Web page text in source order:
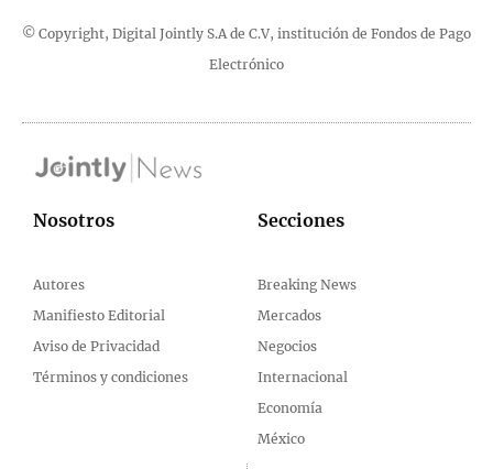
© Copyright, Digital Jointly S.A de C.V, institución de Fondos de Pago
Electrónico
Nosotros
Autores
Manifiesto Editorial
Aviso de Privacidad
Términos y condiciones
Secciones
Breaking News
Mercados
Negocios
Internacional
Economía
México